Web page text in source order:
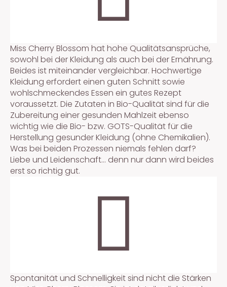
Miss Cherry Blossom hat hohe Qualitätsansprüche,
sowohl bei der Kleidung als auch bei der Ernährung.
Beides ist miteinander vergleichbar. Hochwertige
Kleidung erfordert einen guten Schnitt sowie
wohlschmeckendes Essen ein gutes Rezept
voraussetzt. Die Zutaten in Bio-Qualität sind für die
Zubereitung einer gesunden Mahlzeit ebenso
wichtig wie die Bio- bzw. GOTS-Qualität für die
Herstellung gesunder Kleidung (ohne Chemikalien).
Was bei beiden Prozessen niemals fehlen darf?
Liebe und Leidenschaft... denn nur dann wird beides
erst so richtig gut.
Spontanität und Schnelligkeit sind nicht die Stärken